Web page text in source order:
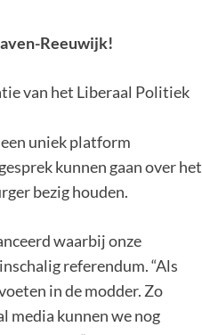
Reeuwijk!
van het Liberaal Politiek
uniek platform
kunnen gaan over het
bezig houden.
waarbij onze
referendum. “Als
in de modder. Zo
media kunnen we nog